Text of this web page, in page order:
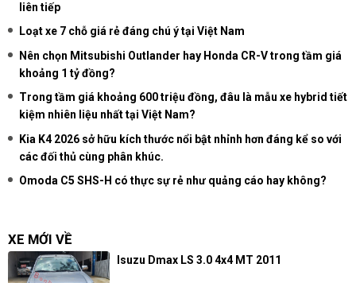
liên tiếp
Loạt xe 7 chỗ giá rẻ đáng chú ý tại Việt Nam
Nên chọn Mitsubishi Outlander hay Honda CR-V trong tầm giá
khoảng 1 tỷ đồng?
Trong tầm giá khoảng 600 triệu đồng, đâu là mẫu xe hybrid tiết
kiệm nhiên liệu nhất tại Việt Nam?
Kia K4 2026 sở hữu kích thước nổi bật nhỉnh hơn đáng kể so với
các đối thủ cùng phân khúc.
Omoda C5 SHS-H có thực sự rẻ như quảng cáo hay không?
XE MỚI VỀ
Isuzu Dmax LS 3.0 4x4 MT 2011